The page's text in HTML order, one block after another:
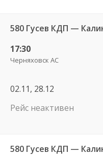
17:30
Черняховск АС
02.11, 28.12
Рейс неактивен